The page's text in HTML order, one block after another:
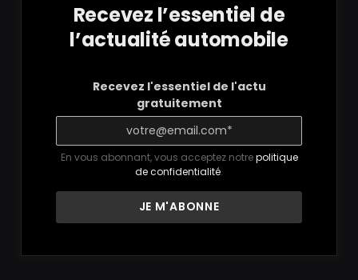
Recevez l’essentiel de
l’actualité automobile
Recevez l'essentiel de l'actu
gratuitement
En vous abonnant, vous acceptez notrepolitique
de confidentialité.